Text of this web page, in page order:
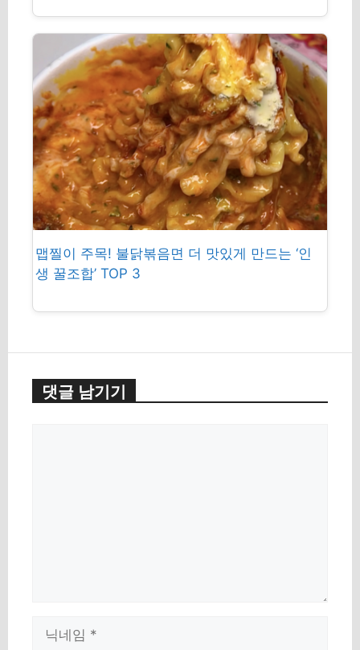
맵찔이 주목! 불닭볶음면 더 맛있게 만드는 ‘인
생 꿀조합’ TOP 3
댓글 남기기